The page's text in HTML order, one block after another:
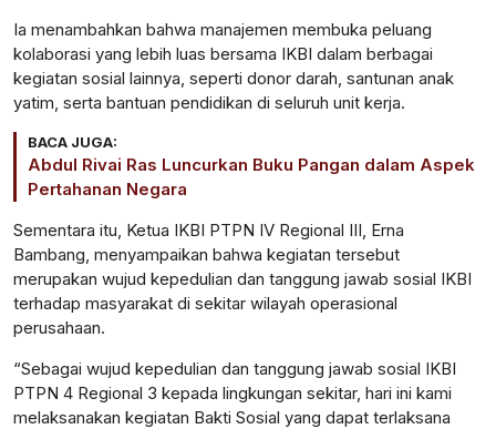
Ia menambahkan bahwa manajemen membuka peluang
kolaborasi yang lebih luas bersama IKBI dalam berbagai
kegiatan sosial lainnya, seperti donor darah, santunan anak
yatim, serta bantuan pendidikan di seluruh unit kerja.
BACA JUGA:
Abdul Rivai Ras Luncurkan Buku Pangan dalam Aspek
Pertahanan Negara
Sementara itu, Ketua IKBI PTPN IV Regional III, Erna
Bambang, menyampaikan bahwa kegiatan tersebut
merupakan wujud kepedulian dan tanggung jawab sosial IKBI
terhadap masyarakat di sekitar wilayah operasional
perusahaan.
“Sebagai wujud kepedulian dan tanggung jawab sosial IKBI
PTPN 4 Regional 3 kepada lingkungan sekitar, hari ini kami
melaksanakan kegiatan Bakti Sosial yang dapat terlaksana